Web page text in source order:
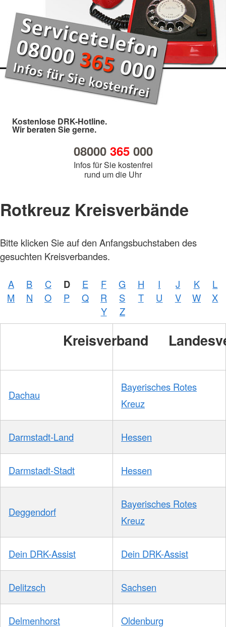
Kostenlose DRK-Hotline.
Wir beraten Sie gerne.
08000 365000
Infos für Sie kostenfrei
rund um die Uhr
Rotkreuz Kreisverbände
Bitte klicken Sie auf den Anfangsbuchstaben des
gesuchten Kreisverbandes.
A B C D E F G H I J K
L
M
N O P Q R S T U V W
X
Y
Z
Kreisverband
Dachau
Bayerisches Rotes
Kreuz
Darmstadt-Land Hessen
Darmstadt-Stadt Hessen
Deggendorf
Bayerisches Rotes
Kreuz
Dein DRK-Assist Dein DRK-Assist
Delitzsch Sachsen
Delmenhorst Oldenburg